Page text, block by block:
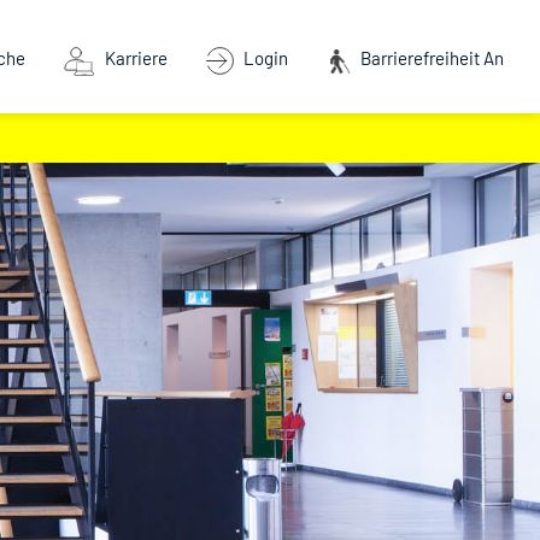
Karriere Login Barrierefreiheit An